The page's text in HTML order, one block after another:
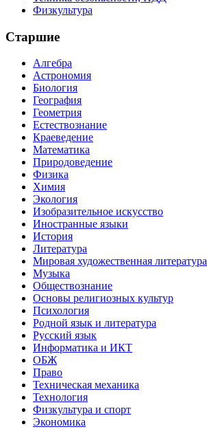
Физкультура
Старшие
Алгебра
Астрономия
Биология
География
Геометрия
Естествознание
Краеведение
Математика
Природоведение
Физика
Химия
Экология
Изобразительное искусство
Иностранные языки
История
Литература
Мировая художественная литература
Музыка
Обществознание
Основы религиозных культур
Психология
Родной язык и литература
Русский язык
Информатика и ИКТ
ОБЖ
Право
Техническая механика
Технология
Физкультура и спорт
Экономика